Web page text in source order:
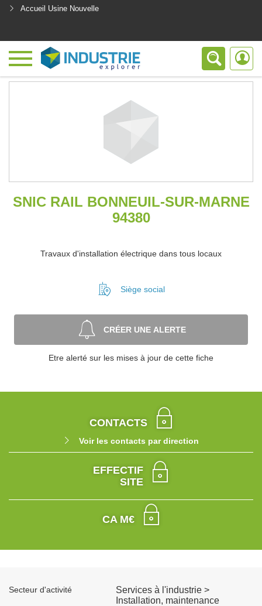
Accueil Usine Nouvelle
SNIC RAIL BONNEUIL-SUR-MARNE
94380
Travaux d'installation électrique dans tous locaux
Siège social
CRÉER UNE ALERTE
Etre alerté sur les mises à jour de cette fiche
CONTACTS
Voir les contacts par direction
EFFECTIF
SITE
CA M€
Secteur d'activité
Services à l'industrie >
Installation, maintenance